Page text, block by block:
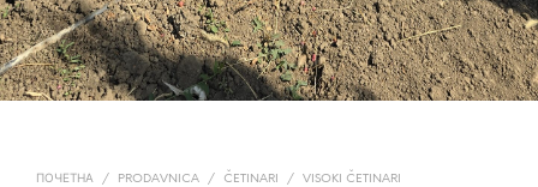
ПОЧЕТНА / PRODAVNICA / ČETINARI / VISOKI ČETINARI